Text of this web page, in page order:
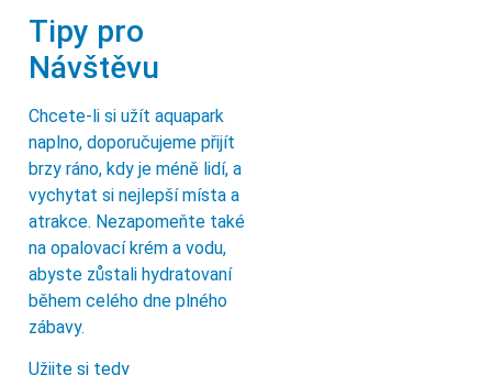
Tipy pro
Návštěvu
Chcete-li si užít aquapark
naplno, doporučujeme přijít
brzy ráno, kdy je méně lidí, a
vychytat si nejlepší místa a
atrakce. Nezapomeňte také
na opalovací krém a vodu,
abyste zůstali hydratovaní
během celého dne plného
zábavy.
Užijte si tedy